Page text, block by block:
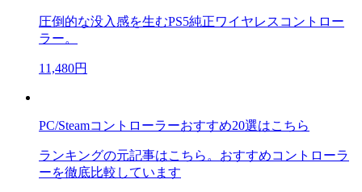
圧倒的な没入感を生むPS5純正ワイヤレスコントロー
ラー。
11,480円
PC/Steamコントローラーおすすめ20選はこちら
ランキングの元記事はこちら。おすすめコントローラ
ーを徹底比較しています